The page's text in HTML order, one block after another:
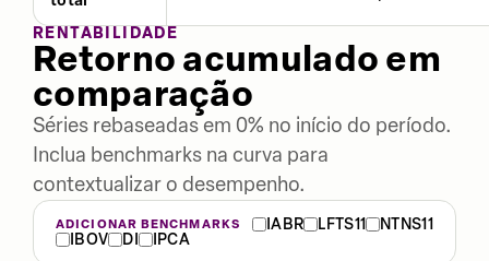
RENTABILIDADE
Retorno acumulado em
comparação
Séries rebaseadas em 0% no início do período.
Inclua benchmarks na curva para
contextualizar o desempenho.
ADICIONAR BENCHMARKS IABR LFTS11
NTNS11
IBOV
DI
IPCA